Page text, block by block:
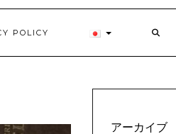
POLICY
アーカイブ